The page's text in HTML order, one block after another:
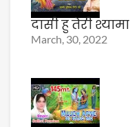
दासी हु तेरी श्यामा
March, 30, 2022